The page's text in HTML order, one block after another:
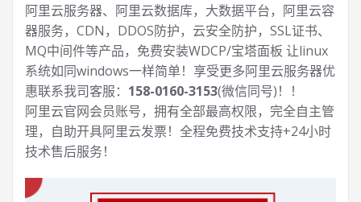
阿里云服务器、阿里云数据库，大数据平台，阿里云容
器服务，CDN，DDOS防护，云安全防护，SSL证书、
MQ中间件等产品，免费安装WDCP/宝塔面板 让linux
系统如同windows一样简单！享受更多阿里云服务器优
惠联系我司客服： 158-0160-3153(微信同号)！！
阿里云官网会员账号，拥有全部最高权限，完全自主管
理，自助开具阿里云发票！全程免费技术支持+24小时
技术售后服务！